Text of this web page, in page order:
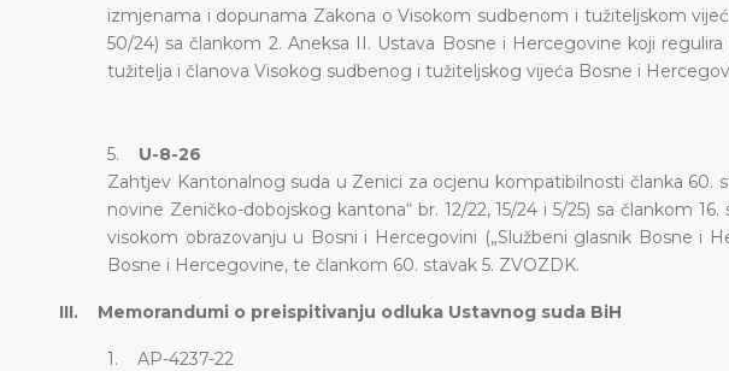
izmjenama i dopunama Zakona o Visokom sudbenom i tužiteljskom
50/24) sa člankom 2. Aneksa II. Ustava Bosne i Hercegovine koji
tužitelja i članova Visokog sudbenog i tužiteljskog vijeća Bosne i
5. U-8-26
Zahtjev Kantonalnog suda u Zenici za ocjenu kompatibilnosti članka 60.
novine Zeničko-dobojskog kantona“ br. 12/22, 15/24 i 5/25) sa člankom
visokom obrazovanju u Bosni i Hercegovini („Službeni glasnik Bosne i
Bosne i Hercegovine, te člankom 60. stavak 5. ZVOZDK.
III. Memorandumi o preispitivanju odluka Ustavnog suda BiH
1. AP-4237-22